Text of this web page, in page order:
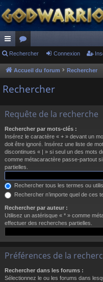
ac
co
ur
s
or
u
m
Rechercher Connexion
Accueil du forum Rechercher
Rechercher
Requête de la recherche
Rechercher par mots-clés :
Insérez le caractère « + » devant un
doit être ignoré. Insérez une liste de
discontinues « | » si seul un des mots
comme métacaractère passe-partout
partielles.
Rechercher tous les termes ou
Rechercher n’importe quel de ces
Rechercher par auteur :
Utilisez un astérisque « * » comme
effectuer des recherches partielles.
Préférences de la
Rechercher dans les forums :
Sélectionnez le ou les forums dans